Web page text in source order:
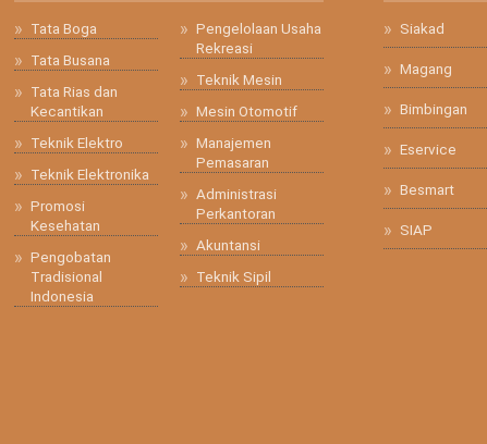
Tata Boga
Tata Busana
Tata Rias dan
Kecantikan
Teknik Elektro
Teknik Elektronika
Promosi
Kesehatan
Pengobatan
Tradisional
Indonesia
Pengelolaan Usaha
Rekreasi
Teknik Mesin
Mesin Otomotif
Manajemen
Pemasaran
Administrasi
Perkantoran
Akuntansi
Teknik Sipil
Siakad
Magang
Bimbingan
Eservice
Besmart
SIAP